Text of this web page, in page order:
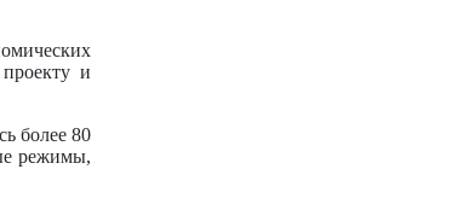
и
более 80
режимы,